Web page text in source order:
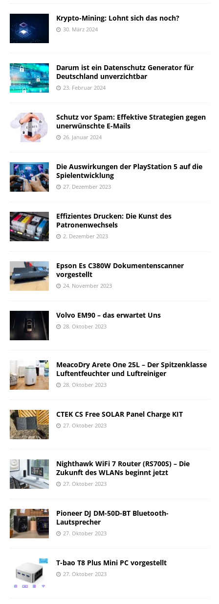
Krypto-Mining: Lohnt sich das noch?
30. März 2024
Darum ist ein Datenschutz Generator für
Deutschland unverzichtbar
23. Februar 2024
Schutz vor Spam: Effektive Strategien gegen
unerwünschte E-Mails
26. Januar 2024
Die Auswirkungen der PlayStation 5 auf die
Spielentwicklung
27. Dezember 2023
Effizientes Drucken: Die Kunst des
Patronenwechsels
2. Dezember 2023
Epson Es C380W Dokumentenscanner
vorgestellt
24. November 2023
Volvo EM90 – das erwartet Uns
28. Oktober 2023
MeacoDry Arete One 25L – Der Spitzenklasse
Luftentfeuchter und Luftreiniger
28. Oktober 2023
CTEK CS Free SOLAR Panel Charge KIT
27. Oktober 2023
Nighthawk WiFi 7 Router (RS700S) – Die
Zukunft des WLANs beginnt jetzt
27. Oktober 2023
Pioneer DJ DM-50D-BT Bluetooth-
Lautsprecher
27. Oktober 2023
T-bao T8 Plus Mini PC vorgestellt
27. Oktober 2023